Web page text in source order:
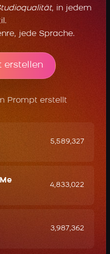
, in jedem
jede Sprache.
erstellen
Prompt erstellt
5,589,327
4,833,022
3,987,362